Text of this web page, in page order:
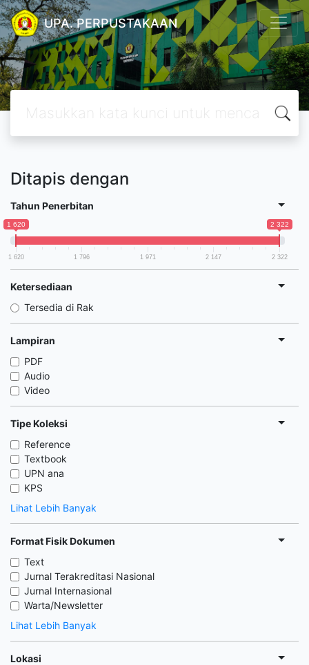
UPA. PERPUSTAKAAN
Ditapis dengan
Tahun Penerbitan
1 620 2 322
1 620 1 796 1 971 2 147 2 322
Ketersediaan
Tersedia di Rak
Lampiran
PDF
Audio
Video
Tipe Koleksi
Reference
Textbook
UPN ana
KPS
Lihat Lebih Banyak
Format Fisik Dokumen
Text
Jurnal Terakreditasi Nasional
Jurnal Internasional
Warta/Newsletter
Lihat Lebih Banyak
Lokasi